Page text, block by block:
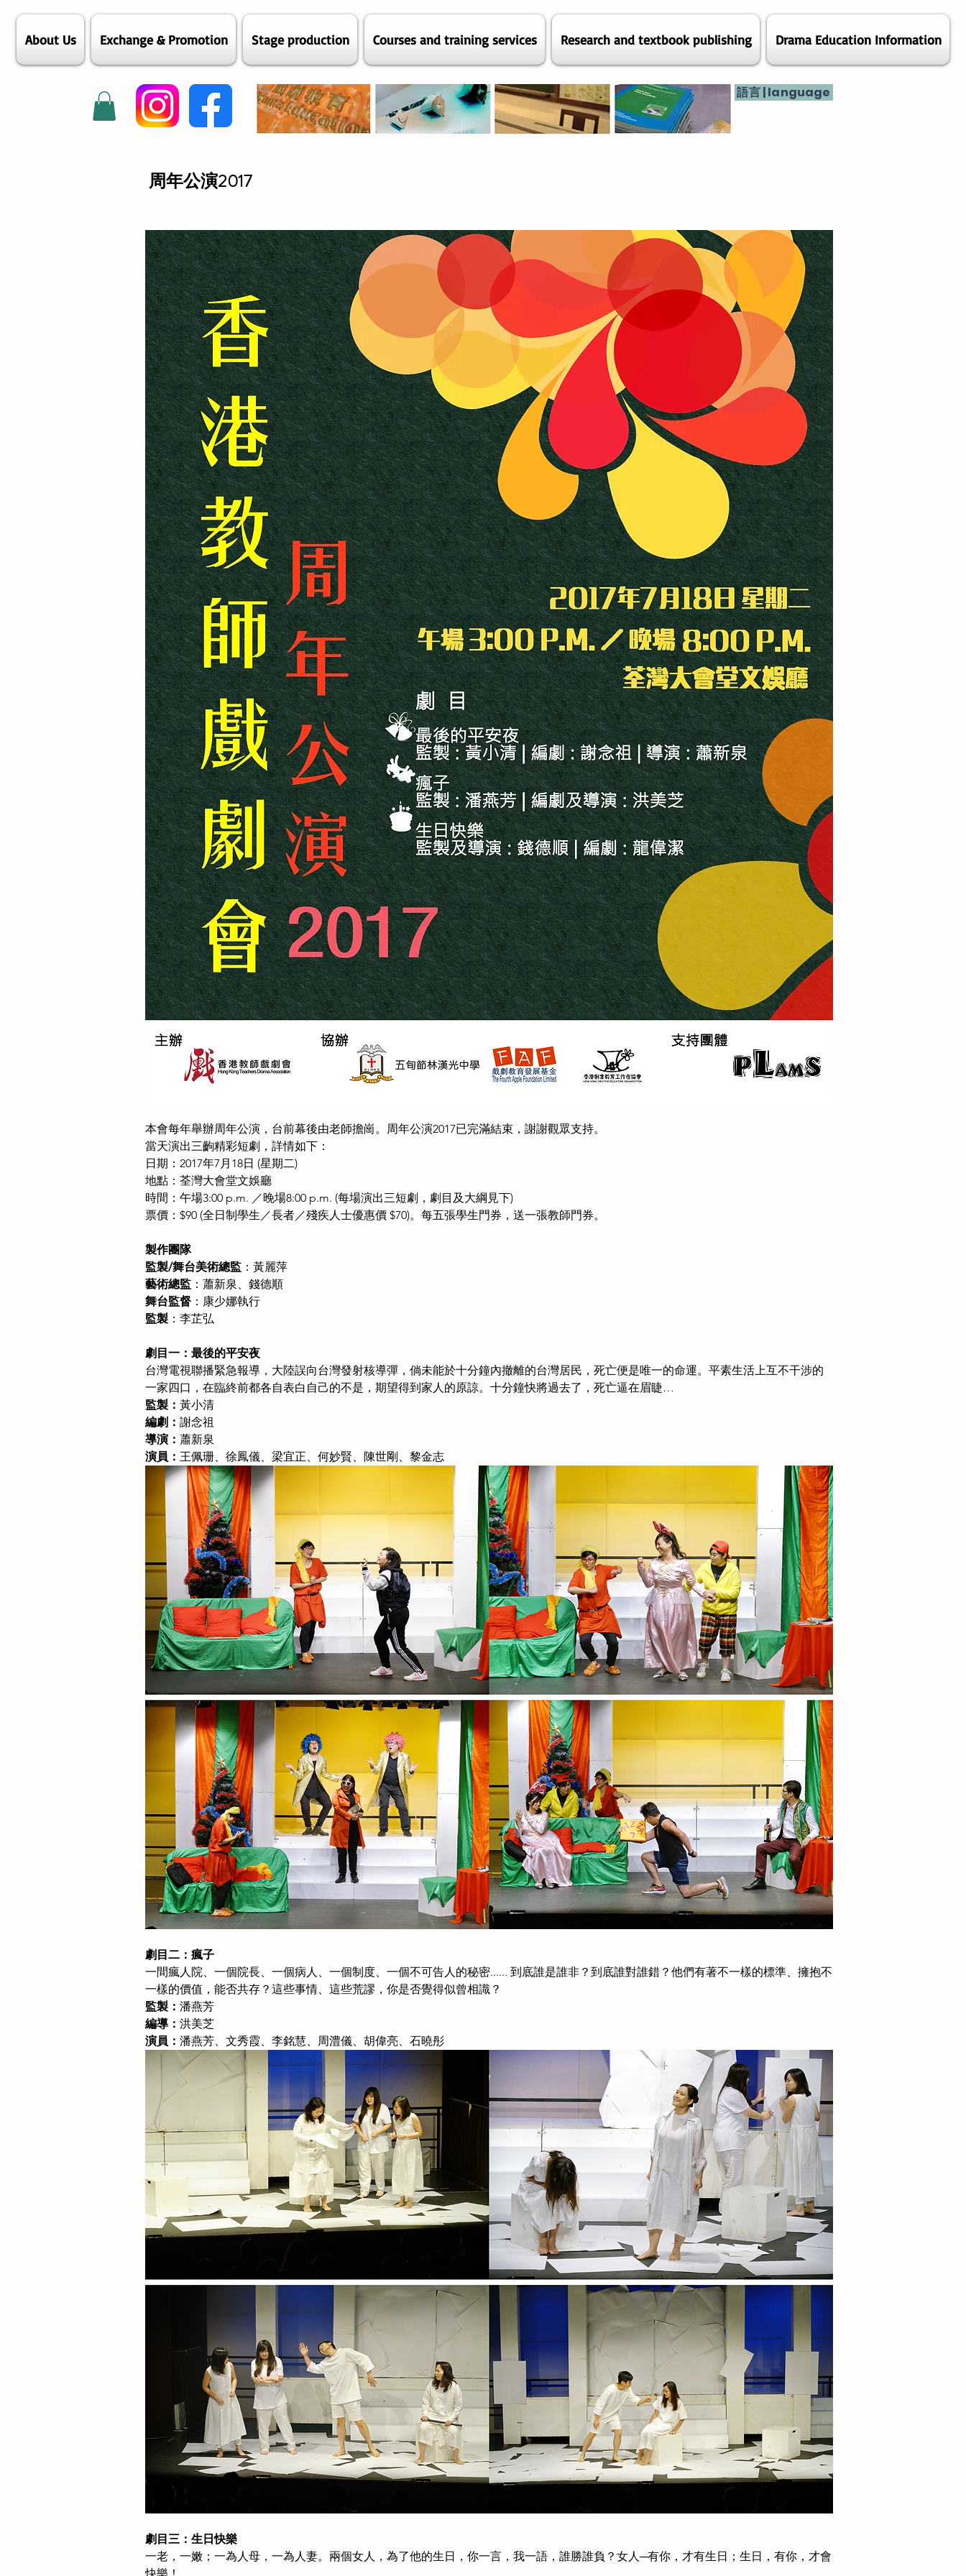
About Us Exchange & Promotion Stage production Courses and training services Research and textbook publishing Drama Education Information
語言 | language
周年公演2017
本會每年舉辦周年公演，台前幕後由老師擔崗。周年公演2017已完滿結束，謝謝觀眾支持。
當天演出三齣精彩短劇，詳情如下：
日期：2017年7月18日 (星期二)
地點：荃灣大會堂文娛廳
時間：午場3:00 p.m. ／晚場8:00 p.m. (每場演出三短劇，劇目及大綱見下)
票價：$90 (全日制學生／長者／殘疾人士優惠價 $70)。每五張學生門券，送一張教師門券。
製作團隊
監製/舞台美術總監 ：黃麗萍
藝術總監 ：蕭新泉、錢德順
舞台監督 ：康少娜執行
監製 ：李芷弘
劇目一：最後的平安夜
台灣電視聯播緊急報導，大陸誤向台灣發射核導彈，倘未能於十分鐘內撤離的台灣居民，死亡便是唯一的命運。平素生活上互不干涉的
一家四口，在臨終前都各自表白自己的不是，期望得到家人的原諒。十分鐘快將過去了，死亡逼在眉睫…
監製： 黃小清
編劇： 謝念祖
導演： 蕭新泉
演員： 王佩珊、徐鳳儀、梁宜正、何妙賢、陳世剛、黎金志
劇目二：瘋子
一間瘋人院、一個院長、一個病人、一個制度、一個不可告人的秘密...... 到底誰是誰非？到底誰對誰錯？他們有著不一樣的標準、擁抱不
一樣的價值，能否共存？這些事情、這些荒謬，你是否覺得似曾相識？
監製： 潘燕芳
編導： 洪美芝
演員： 潘燕芳、文秀霞、李銘慧、周澧儀、胡偉亮、石曉彤
劇目三：生日快樂
一老，一嫩；一為人母，一為人妻。兩個女人，為了他的生日，你一言，我一語，誰勝誰負？女人─有你，才有生日；生日，有你，才會